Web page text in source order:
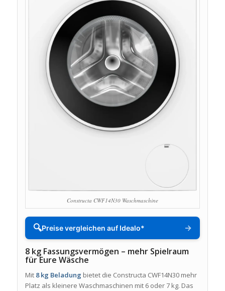
Constructa CWF14N30 Waschmaschine
🔍Preise vergleichen auf Idealo* →
8 kg Fassungsvermögen – mehr Spielraum
für Eure Wäsche
Mit 8 kg Beladung bietet die Constructa CWF14N30 mehr
Platz als kleinere Waschmaschinen mit 6 oder 7 kg. Das